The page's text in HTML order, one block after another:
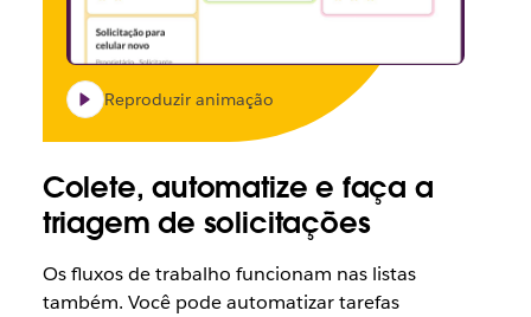
Reproduzir animação
Colete, automatize e faça a
triagem de solicitações
Os fluxos de trabalho funcionam nas listas
também. Você pode automatizar tarefas